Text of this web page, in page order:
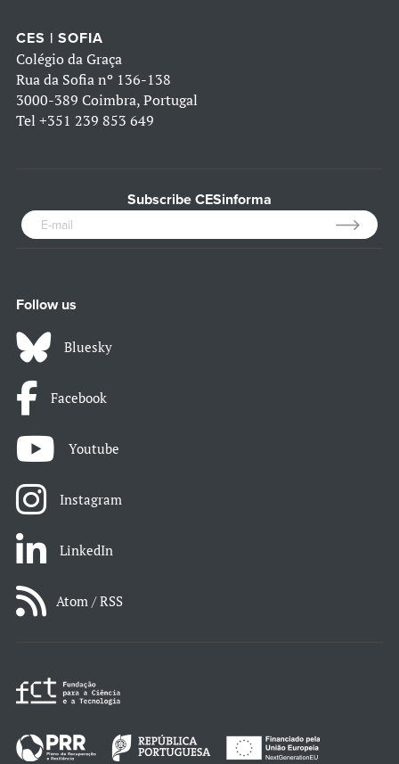
CES | SOFIA
Colégio da Graça
Rua da Sofia nº 136-138
3000-389 Coimbra, Portugal
Tel +351 239 853 649
Subscribe CESinforma
Follow us
Bluesky
Facebook
Youtube
Instagram
LinkedIn
Atom / RSS